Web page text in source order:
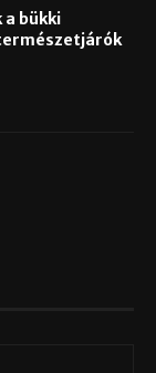
a bükki